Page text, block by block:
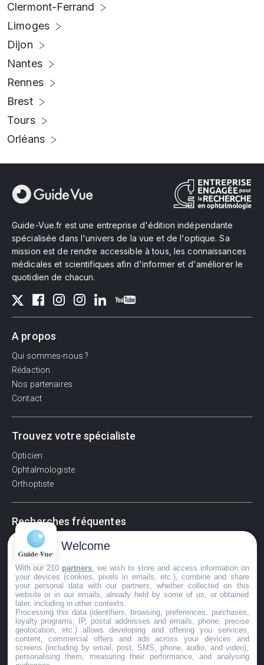
Clermont-Ferrand
Limoges
Dijon
Nantes
Rennes
Brest
Tours
Orléans
Guide-Vue.fr est une entreprise d'édition indépendante
spécialisée dans l'univers de la vue et de l'optique. Sa
mission est de rendre accessible à tous, les connaissances
médicales et scientifiques afin d'informer et d'améliorer le
quotidien de chacun.
A propos
Qui sommes-nous ?
Rédaction
Nos partenaires
Contact
Trouvez votre spécialiste
Opticien
Ophtalmologiste
Orthoptiste
Recherches fréquentes
Pathologies adultes
Signes d'une urgence ophtalmologique
La vision
Acuité visuelle
Myosis / mydriase
Œdème oculaire
©GuideVue2024
Welcome
With our 210 partners , we wish to store and access information on
your devices (cookies, pixels in emails, etc.), combine and share
your personal data with our partners, whether collected on this
website or in our emails, already held by some of us, or obtained
later, including in other contexts.
Processing this data (identifiers, browsing, preferences, purchases,
loyalty programs, IP, postal addresses and emails, phone, precise
geolocation, etc.) allows developing and offering you services,
content, commercial offers and ads across your devices and
screens (including by email, post, SMS, phone, audio, and video),
personalising them, measuring their performance, and analysing